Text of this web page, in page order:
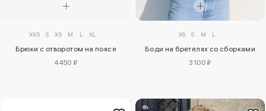
XXS S XS M L XL
Брюки с отворотом на поясе
4450 ₽
XS S M L
Боди на бретелях со сборками
3100 ₽